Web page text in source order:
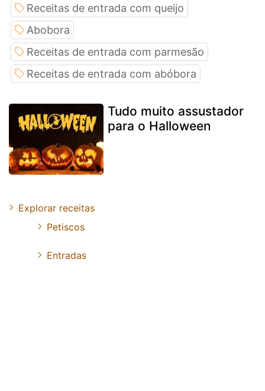
Receitas de entrada com queijo
Abobora
Receitas de entrada com parmesão
Receitas de entrada com abóbora
Tudo muito assustador
para o Halloween
Explorar receitas
Petiscos
Entradas